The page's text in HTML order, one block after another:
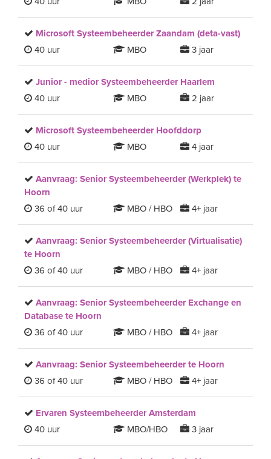
Microsoft Systeembeheerder Zaandam (deta-vast)
40 uur
MBO 3 jaar
Junior - medior Systeembeheerder Haarlem
40 uur
MBO 2 jaar
Microsoft Systeembeheerder Hoofddorp
40 uur
MBO 4 jaar
Aanvraag: Senior Systeembeheerder (Werkplek) te
Hoorn
36 of 40 uur
MBO / HBO 4+ jaar
Aanvraag: Senior Systeembeheerder (Virtualisatie)
te Hoorn
36 of 40 uur
MBO / HBO 4+ jaar
Aanvraag: Senior Systeembeheerder Exchange en
Database te Hoorn
36 of 40 uur
MBO / HBO 4+ jaar
Aanvraag: Senior Systeembeheerder te Hoorn
36 of 40 uur
MBO / HBO 4+ jaar
Ervaren Systeembeheerder Amsterdam
40 uur
MBO/HBO 3 jaar